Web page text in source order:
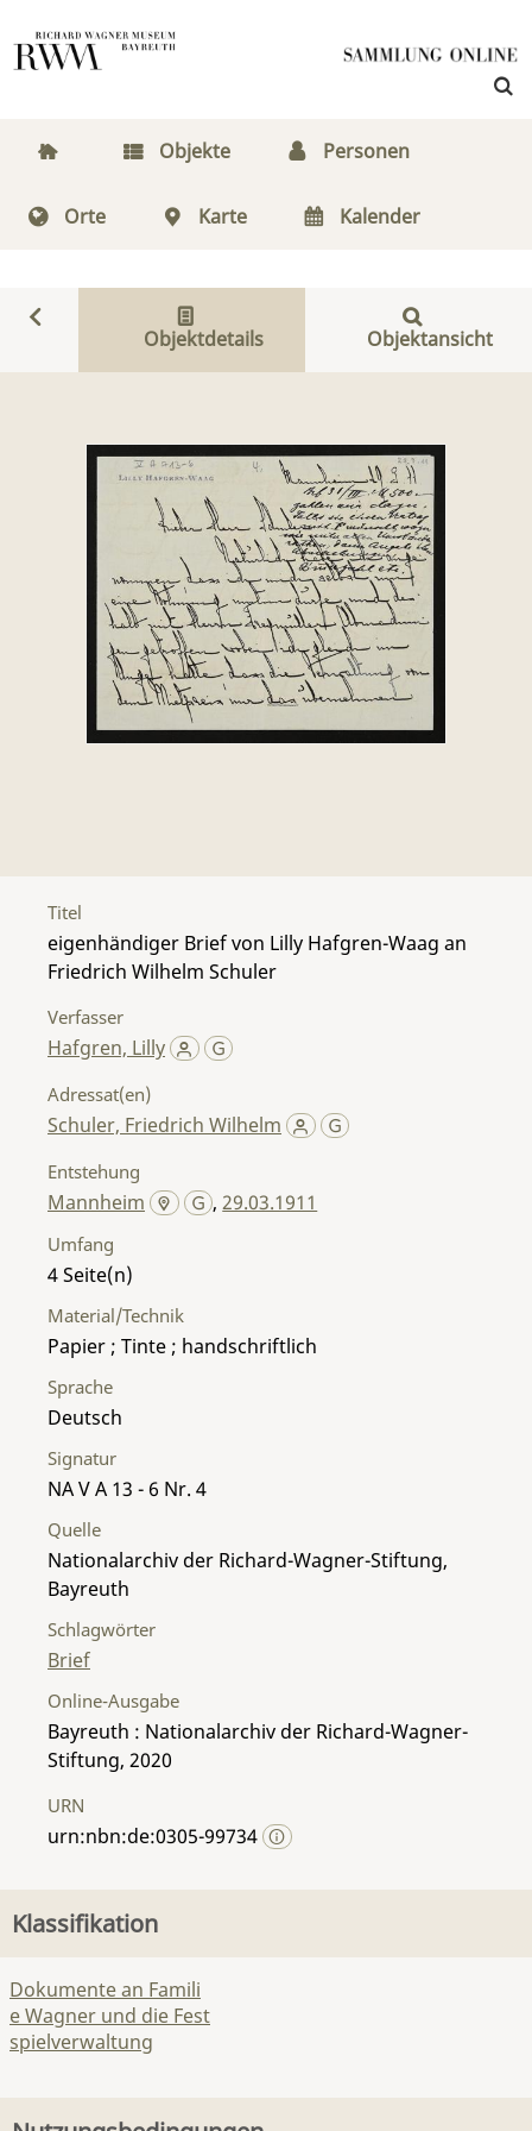
Objekte Personen
Orte Karte Kalender
Objektdetails Objektansicht
Titel
eigenhändiger Brief von Lilly Hafgren-Waag an
Friedrich Wilhelm Schuler
Verfasser
Hafgren, Lilly
Adressat(en)
Schuler, Friedrich Wilhelm
Entstehung
Mannheim ,29.03.1911
Umfang
4
Material/Technik
Papier ; Tinte ; handschriftlich
Sprache
Deutsch
Signatur
NA V A 13 - 6 Nr. 4
Quelle
Nationalarchiv der Richard-Wagner-Stiftung,
Bayreuth
Schlagwörter
Brief
Online-Ausgabe
Bayreuth : Nationalarchiv der Richard-Wagner-
Stiftung, 2020
URN
urn:nbn:de:0305-99734
Klassifikation
Dokumente an Famili
e Wagner und die Fest
spielverwaltung